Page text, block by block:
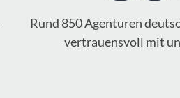
Rund 850 Agenturen
vertrauensvoll mit